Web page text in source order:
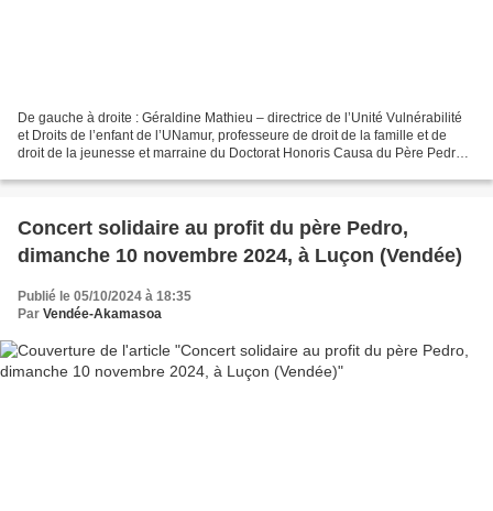
De gauche à droite : Géraldine Mathieu – directrice de l’Unité Vulnérabilité
et Droits de l’enfant de l’UNamur, professeure de droit de la famille et de
droit de la jeunesse et marraine du Doctorat Honoris Causa du Père Pedro ;
Concert solidaire au profit du père Pedro,
dimanche 10 novembre 2024, à Luçon (Vendée)
Publié le 05/10/2024 à 18:35
Par Vendée-Akamasoa